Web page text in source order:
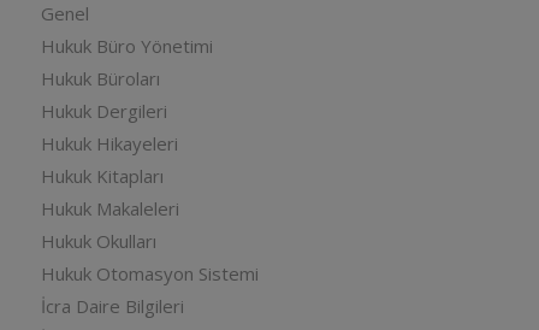
Genel
Hukuk Büro Yönetimi
Hukuk Büroları
Hukuk Dergileri
Hukuk Hikayeleri
Hukuk Kitapları
Hukuk Makaleleri
Hukuk Okulları
Hukuk Otomasyon Sistemi
İcra Daire Bilgileri